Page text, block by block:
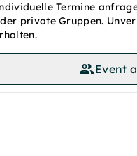
Termine
private Gruppen.
Event